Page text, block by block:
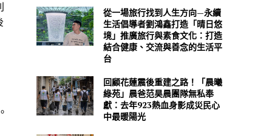
從一場旅行找到人生方向—永續
生活倡導者劉鴻鑫打造「晴日悠
境」推廣旅行與素食文化：打造
結合健康、交流與善念的生活平
台
回顧花蓮震後重建之路！「晨曦
綠苑」晨爸范昊晨團隊無私奉
獻：去年923熱血身影成災民心
中最暖陽光